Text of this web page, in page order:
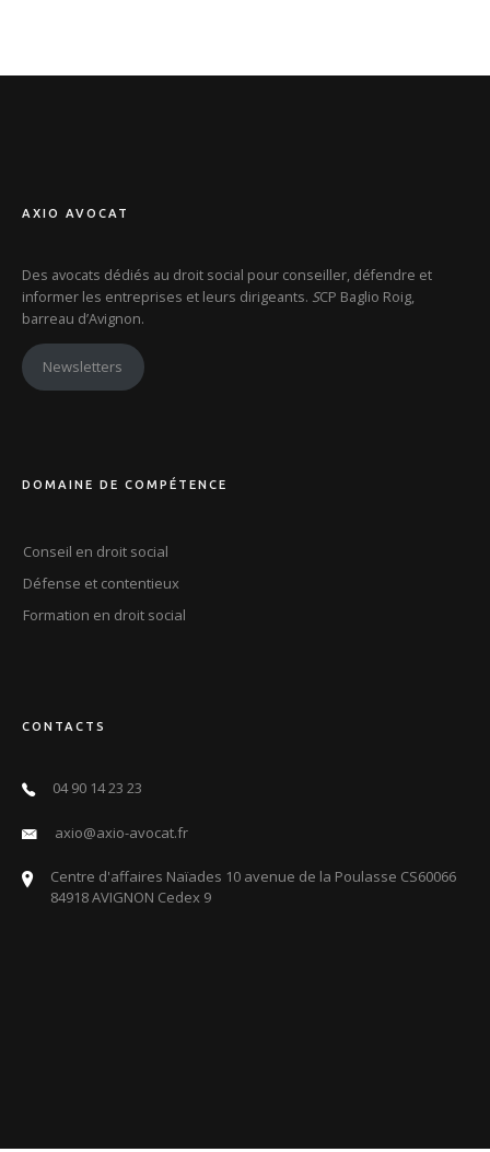
AXIO AVOCAT
Des avocats dédiés au droit social pour conseiller, défendre et
informer les entreprises et leurs dirigeants. SCP Baglio Roig,
barreau d’Avignon.
Newsletters
DOMAINE DE COMPÉTENCE
Conseil en droit social
Défense et contentieux
Formation en droit social
CONTACTS
04 90 14 23 23
axio@axio-avocat.fr
Centre d'affaires Naïades 10 avenue de la Poulasse CS60066
84918 AVIGNON Cedex 9